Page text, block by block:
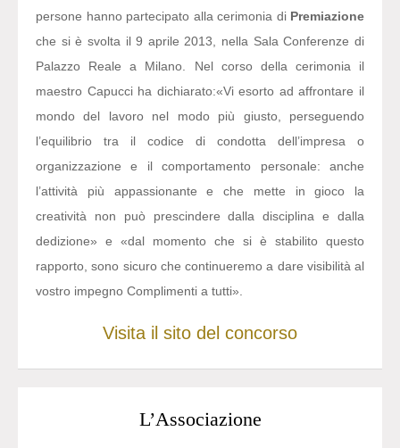
persone hanno partecipato alla cerimonia di Premiazione
che si è svolta il 9 aprile 2013, nella Sala Conferenze di
Palazzo Reale a Milano. Nel corso della cerimonia il
maestro Capucci ha dichiarato:«Vi esorto ad affrontare il
mondo del lavoro nel modo più giusto, perseguendo
l’equilibrio tra il codice di condotta dell’impresa o
organizzazione e il comportamento personale: anche
l’attività più appassionante e che mette in gioco la
creatività non può prescindere dalla disciplina e dalla
dedizione» e «dal momento che si è stabilito questo
rapporto, sono sicuro che continueremo a dare visibilità al
vostro impegno Complimenti a tutti».
Visita il sito del concorso
L’Associazione